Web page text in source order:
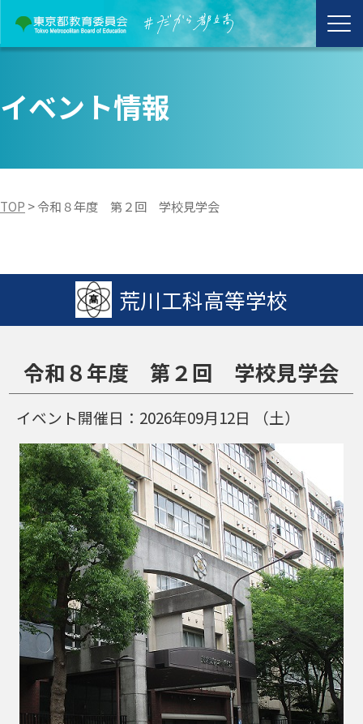
イベント情報
TOP >令和８年度 第２回 学校見学会
荒川工科高等学校
令和８年度 第２回 学校見学会
イベント開催日： 2026年09月12日 （土）